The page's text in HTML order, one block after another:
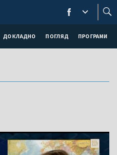
ДОКЛАДНО ПОГЛЯД ПРОГРАМИ